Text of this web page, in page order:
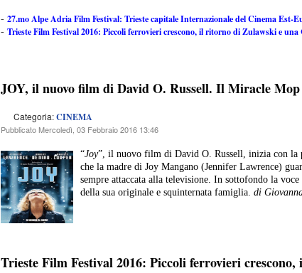
- 27.mo Alpe Adria Film Festival: Trieste capitale Internazionale del Cinema Est-
- Trieste Film Festival 2016: Piccoli ferrovieri crescono, il ritorno di Zulawski e una
JOY, il nuovo film di David O. Russell. Il Miracle Mop
Categoria:CINEMA
Pubblicato Mercoledì, 03 Febbraio 2016 13:46
“Joy”, il nuovo film di David O. Russell, inizia con la
che la madre di Joy Mangano (Jennifer Lawrence)
sempre attaccata alla televisione. In sottofondo la
della sua originale e squinternata famiglia. di
Trieste Film Festival 2016: Piccoli ferrovieri